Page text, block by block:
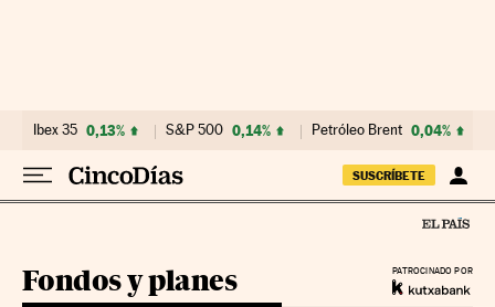
Ibex 35 0,13% S&P 500 0,14% Petróleo Brent 0,04%
SUSCRÍBETE
PATROCINADO POR
Fondos y planes